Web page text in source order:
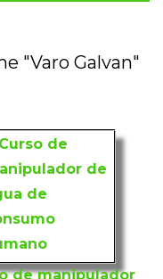
"Varo Galvan"
de manipulador